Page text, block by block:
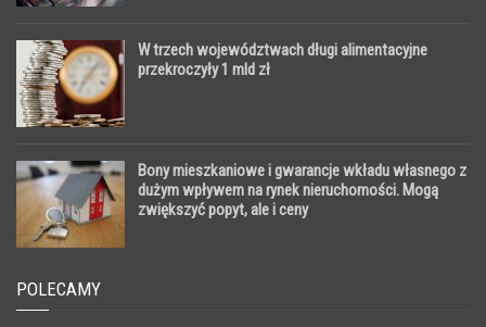
W trzech województwach długi alimentacyjne
przekroczyły 1 mld zł
Bony mieszkaniowe i gwarancje wkładu własnego z
dużym wpływem na rynek nieruchomości. Mogą
zwiększyć popyt, ale i ceny
POLECAMY